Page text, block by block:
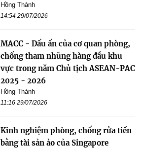
Hồng Thành
14:54 29/07/2026
MACC - Dấu ấn của cơ quan phòng,
chống tham nhũng hàng đầu khu
vực trong năm Chủ tịch ASEAN-PAC
2025 - 2026
Hồng Thành
11:16 29/07/2026
Kinh nghiệm phòng, chống rửa tiền
bằng tài sản ảo của Singapore